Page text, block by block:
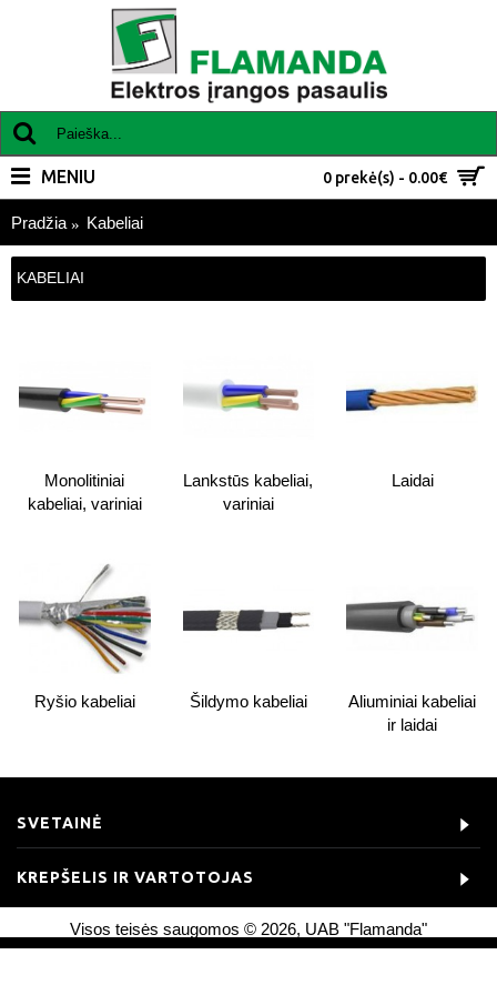
0 prekė(s) - 0.00€
MENIU
Pradžia Kabeliai
KABELIAI
Monolitiniai
kabeliai, variniai
Lankstūs kabeliai,
variniai
Laidai
Ryšio kabeliai Šildymo kabeliai
Aliuminiai kabeliai
ir laidai
SVETAINĖ
KREPŠELIS IR VARTOTOJAS
Visos teisės saugomos © 2026, UAB "Flamanda"